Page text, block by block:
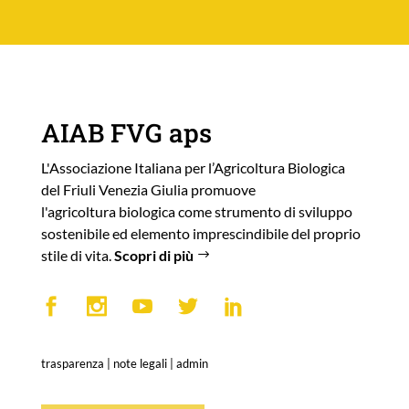
AIAB FVG aps
L'Associazione Italiana per l’Agricoltura Biologica
del Friuli Venezia Giulia promuove
l'agricoltura biologica come strumento di sviluppo
sostenibile ed elemento imprescindibile del proprio
stile di vita. Scopri di più
trasparenza note legali| admin